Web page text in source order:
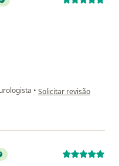
• na opinião do utilizador
Solicitar revisão